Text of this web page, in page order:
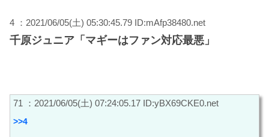
4 ：2021/06/05(土) 05:30:45.79 ID:mAfp38480.net
千原ジュニア「マギーはファン対応最悪」
71 ：2021/06/05(土) 07:24:05.17 ID:yBX69CKE0.net
>>4